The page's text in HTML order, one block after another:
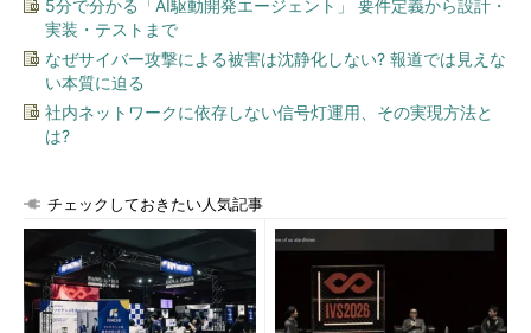
5分で分かる「AI駆動開発エージェント」 要件定義から設計・
実装・テストまで
なぜサイバー攻撃による被害は沈静化しない? 報道では見えな
い本質に迫る
社内ネットワークに依存しない信号灯運用、その実現方法と
は?
チェックしておきたい人気記事